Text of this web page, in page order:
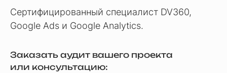
Сертифицированный специалист DV360,
Google Ads и Google Analytics.
Заказать аудит вашего проекта
или консультацию: